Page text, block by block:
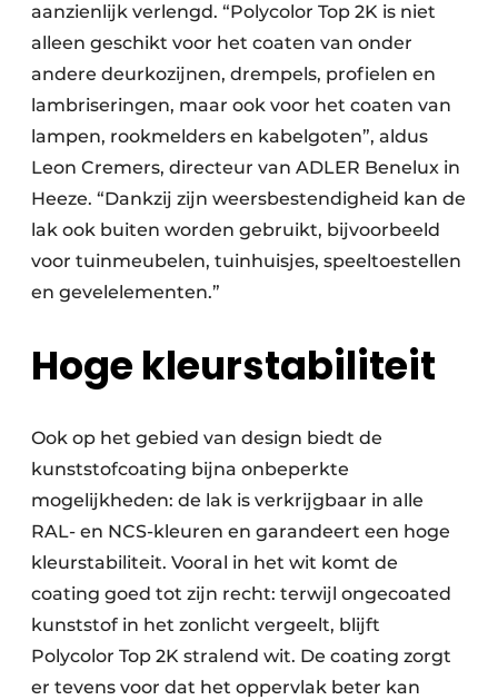
aanzienlijk verlengd. “Polycolor Top 2K is niet
alleen geschikt voor het coaten van onder
andere deurkozijnen, drempels, profielen en
lambriseringen, maar ook voor het coaten van
lampen, rookmelders en kabelgoten”, aldus
Leon Cremers, directeur van ADLER Benelux in
Heeze. “Dankzij zijn weersbestendigheid kan de
lak ook buiten worden gebruikt, bijvoorbeeld
voor tuinmeubelen, tuinhuisjes, speeltoestellen
en gevelelementen.”
Hoge kleurstabiliteit
Ook op het gebied van design biedt de
kunststofcoating bijna onbeperkte
mogelijkheden: de lak is verkrijgbaar in alle
RAL- en NCS-kleuren en garandeert een hoge
kleurstabiliteit. Vooral in het wit komt de
coating goed tot zijn recht: terwijl ongecoated
kunststof in het zonlicht vergeelt, blijft
Polycolor Top 2K stralend wit. De coating zorgt
er tevens voor dat het oppervlak beter kan